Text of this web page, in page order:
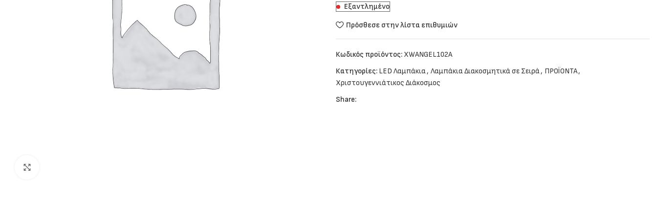
Εξαντλημένο
Πρόσθεσε στην λίστα επιθυμιών
Κωδικός προϊόντος: XWANGEL102A
Κατηγορίες: LED Λαμπάκια, Λαμπάκια Διακοσμητικά σε Σειρά, ΠΡΟΪΟΝΤΑ,
Χριστουγεννιάτικος Διάκοσμος
Share: